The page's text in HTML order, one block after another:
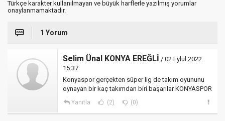
Türkçe karakter kullanılmayan ve büyük harflerle yazılmış yorumlar
onaylanmamaktadır.
1 Yorum
Selim Ünal KONYA EREĞLİ / 02 Eylül 2022
15:37
Konyaspor gerçekten süper lig de takım oyununu
oynayan bir kaç takımdan biri başarılar KONYASPOR
Yanıtla (2) (0)